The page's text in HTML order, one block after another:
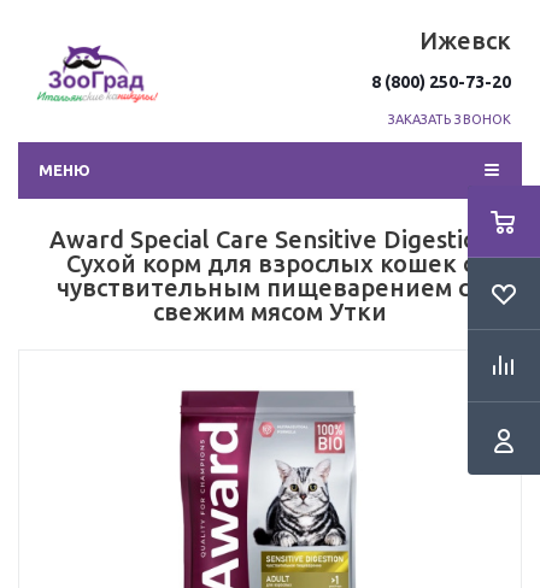
Ижевск
8 (800) 250-73-20
ЗАКАЗАТЬ ЗВОНОК
МЕНЮ
Award Special Care Sensitive Digestion
Сухой корм для взрослых кошек с
чувствительным пищеварением со
свежим мясом Утки